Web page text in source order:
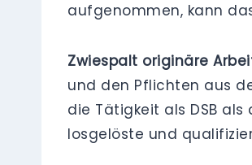
aufgenommen, kann
Zwiespalt originäre
und den Pflichten aus
die Tätigkeit als DSB
losgelöste und